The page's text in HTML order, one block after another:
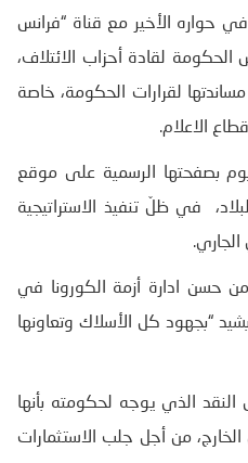
حواره الأخير مع قناة “فرانس
لقادة أحزاب الائتلاف،
لقرارات الحكومة، خاصة
الاعلام.
بصفحتها الرسمية على موقع
في ظلّ تنفيذ الاستراتيجية
حسن ادارة أزمة الكورونا في
“بجهود كل الأسلاك وتعاونها
الذي يوجه لحكومته بأنها
من أجل جلب الاستثمارات